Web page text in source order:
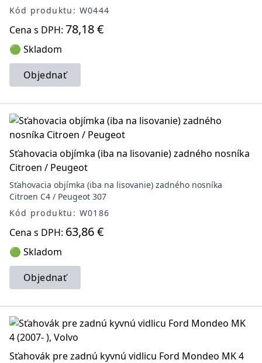
Kód produktu: W0444
Cena s DPH: 78,18 €
🟢 Skladom
Objednať
Sťahovacia objímka (iba na lisovanie) zadného nosníka
Citroen / Peugeot
Sťahovacia objímka (iba na lisovanie) zadného nosníka
Citroen C4 / Peugeot 307
Kód produktu: W0186
Cena s DPH: 63,86 €
🟢 Skladom
Objednať
Sťahovák pre zadnú kyvnú vidlicu Ford Mondeo MK 4